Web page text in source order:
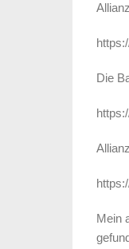
Die
Mein